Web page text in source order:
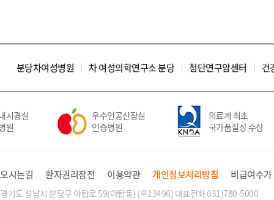
분당차여성병원 차 여성의학연구소 분당 첨단연구암센터 건
경실
원
우수인공신장실
인증병원
의료계 최초
국가품질상 수상
오시는길 환자권리장전 이용약관 개인정보처리방침 비급여수가
경기도 성남시 분당구 야탑로 59(야탑동) (우13496) 대표전화 031)780-5000